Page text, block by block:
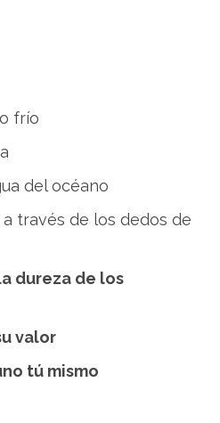
frío
del océano
través de los dedos de
dureza de los
valor
tú mismo